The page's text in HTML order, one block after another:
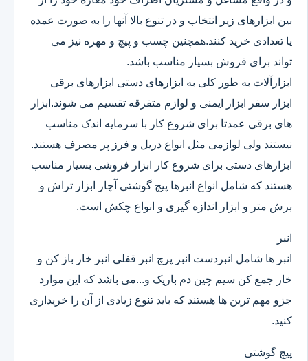
بین ابزارهای زیر انتخاب و در تنوع بالا آنها را به صورت عمده
یا تعدادی خرید کنند.همچنین چسب و پیچ و مهره نیز می
تواند برای فروش بسیار مناسب باشد.
ابزارآلات به طور کلی به ابزارهای دستی ابزارهای برقی
ابزار سفر ابزار ایمنی و لوازم متفرقه تقسیم می شوند.ابزار
های برقی عمدتا برای شروع کار با سرمایه اندک مناسب
نیستند ولی لوازمی مثل انواع دریل و فرز پر مصرف هستند.
ابزارهای دستی برای شروع کار ابزار فروشی بسیار مناسب
هستند که شامل انواع انبرها پیچ گوشتی آچار ابزار تراش و
برش متر و ابزار اندازه گیری و انواع چکش است.
انبر
انبر ها شامل انبردست انبر پرچ انبر قفلی انبر خار باز کن و
خار جمع کن سیم چین دم باریک و...می باشد که این موارد
جزو مهم ترین ها هستند که باید تنوع زیادی از آن را خریداری
کنید.
پیچ گوشتی